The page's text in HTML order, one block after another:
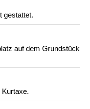
gestattet.
auf dem Grundstück